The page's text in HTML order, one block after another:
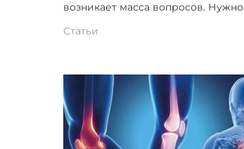
возникает масса вопросов. Нужно
Статьи